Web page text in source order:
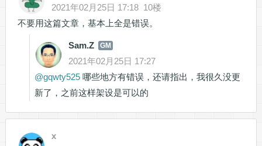
2021年02月25日 17:18 10楼
不要用这篇文章，基本上全是错误。
Sam.Z GM
2021年02月25日 17:27
@gqwty525哪些地方有错误，还请指出，我很久没更
新了，之前这样架设是可以的
x